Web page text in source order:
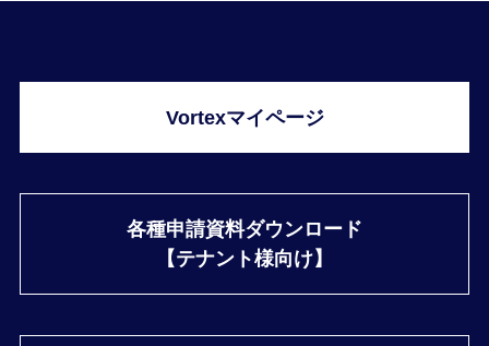
Vortexマイページ
各種申請資料ダウンロード
【テナント様向け】